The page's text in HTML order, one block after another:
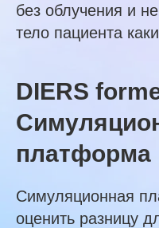
без облучения и
тело пациента
DIERS
платформа
Симуляционная
оценить разницу